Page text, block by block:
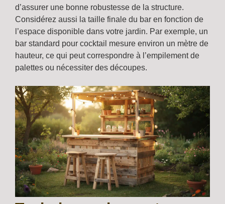
d’assurer une bonne robustesse de la structure.
Considérez aussi la taille finale du bar en fonction de
l’espace disponible dans votre jardin. Par exemple, un
bar standard pour cocktail mesure environ un mètre de
hauteur, ce qui peut correspondre à l’empilement de
palettes ou nécessiter des découpes.